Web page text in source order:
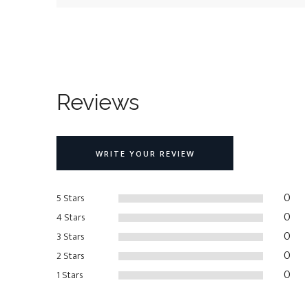
Reviews
WRITE YOUR REVIEW
5 Stars 0
4 Stars 0
3 Stars 0
2 Stars 0
1 Stars 0